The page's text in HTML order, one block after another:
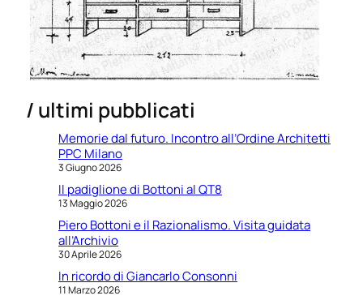
/ ultimi pubblicati
Memorie dal futuro. Incontro all’Ordine Architetti
PPC Milano
3 Giugno 2026
Il padiglione di Bottoni al QT8
13 Maggio 2026
Piero Bottoni e il Razionalismo. Visita guidata
all’Archivio
30 Aprile 2026
In ricordo di Giancarlo Consonni
11 Marzo 2026